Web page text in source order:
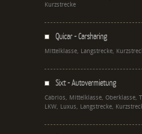
Kurzstrecke
Quicar - Carsharing
Mittelklasse, Langstrecke,
Sixt - Autovermietung
Cabrios, Mittelklasse, Oberklasse,
LKW, Luxus, Langstrecke,